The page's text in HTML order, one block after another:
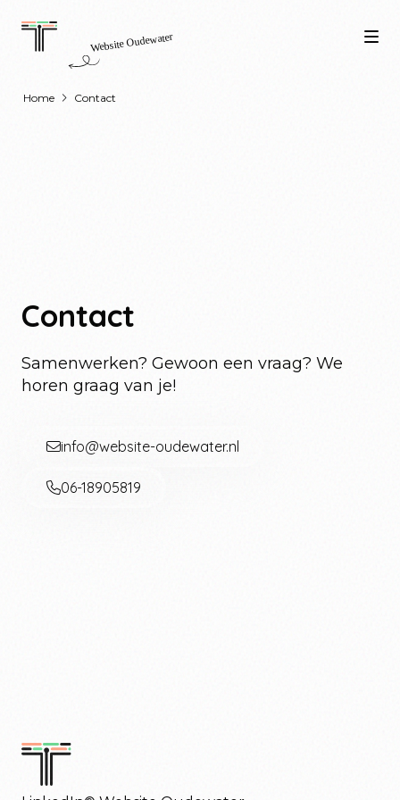
Home Contact
Contact
Samenwerken? Gewoon een vraag? We
horen graag van je!
info@website-oudewater.nl
06-18905819